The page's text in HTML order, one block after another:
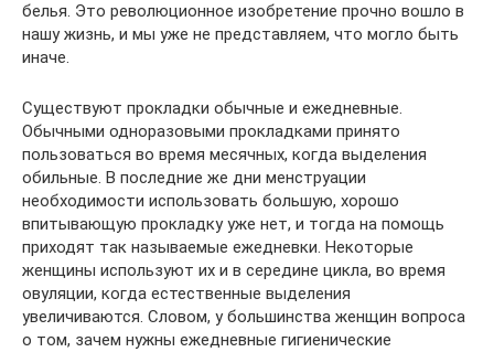
белья. Это революционное изобретение прочно вошло в
нашу жизнь, и мы уже не представляем, что могло быть
иначе.
Существуют прокладки обычные и ежедневные.
Обычными одноразовыми прокладками принято
пользоваться во время месячных, когда выделения
обильные. В последние же дни менструации
необходимости использовать большую, хорошо
впитывающую прокладку уже нет, и тогда на помощь
приходят так называемые ежедневки. Некоторые
женщины используют их и в середине цикла, во время
овуляции, когда естественные выделения
увеличиваются. Словом, у большинства женщин вопроса
о том, зачем нужны ежедневные гигиенические